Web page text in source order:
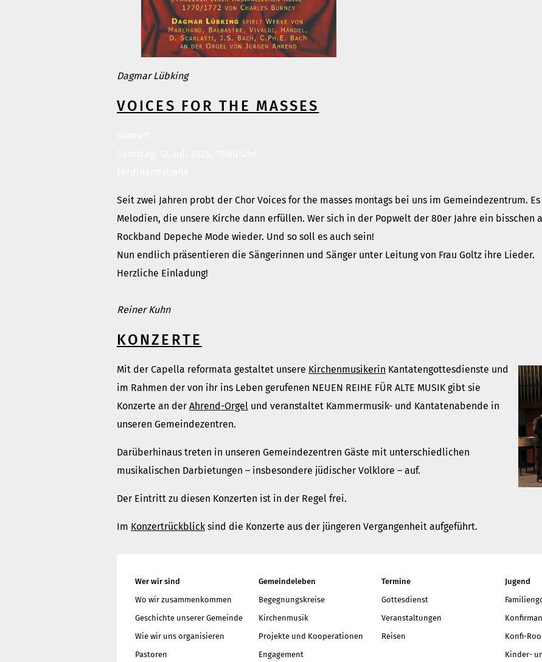
Dagmar Lübking
VOICES FOR THE MASSES
Seit zwei Jahren probt der Chor Voices for the masses montags bei uns im Gemeindezentrum.
Melodien, die unsere Kirche dann erfüllen. Wer sich in der Popwelt der 80er Jahre ein bisschen
Rockband Depeche Mode wieder. Und so soll es auch sein!
Nun endlich präsentieren die Sängerinnen und Sänger unter Leitung von Frau Goltz ihre Lieder.
Herzliche Einladung!
Reiner Kuhn
KONZERTE
Mit der Capella reformata gestaltet unsere Kirchenmusikerin Kantatengottesdienste und
im Rahmen der von ihr ins Leben gerufenen NEUEN REIHE FÜR ALTE MUSIK gibt sie
Konzerte an der Ahrend-Orgel und veranstaltet Kammermusik- und Kantatenabende in
unseren Gemeindezentren.
Darüberhinaus treten in unseren Gemeindezentren Gäste mit unterschiedlichen
musikalischen Darbietungen – insbesondere jüdischer Volklore – auf.
Der Eintritt zu diesen Konzerten ist in der Regel frei.
Im Konzertrückblick sind die Konzerte aus der jüngeren Vergangenheit aufgeführt.
Wer wir sind
Wo wir zusammenkommen
Geschichte unserer Gemeinde
Wie wir uns organisieren
Pastoren
Gemeindeleben
Begegnungskreise
Kirchenmusik
Projekte und Kooperationen
Engagement
Termine
Gottesdienst
Veranstaltungen
Reisen
Jugend
Konfi-
Kinder-